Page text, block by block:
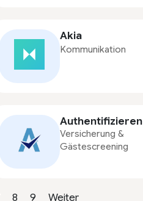
Akia
Kommunikation
Authentifizieren
Versicherung &
Gästescreening
8 9 Weiter